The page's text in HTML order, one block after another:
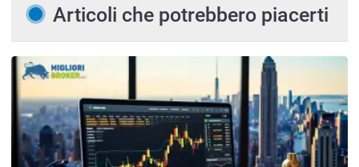
Articoli che potrebbero piacerti